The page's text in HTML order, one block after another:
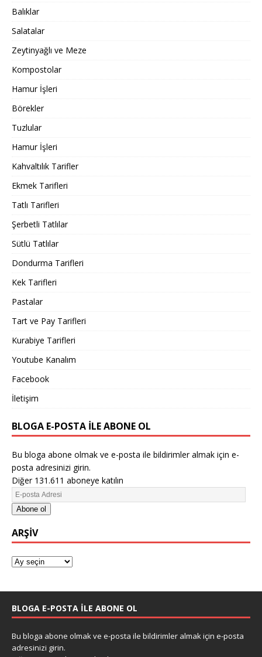
Balıklar
Salatalar
Zeytinyağlı ve Meze
Kompostolar
Hamur İşleri
Börekler
Tuzlular
Hamur İşleri
Kahvaltılık Tarifler
Ekmek Tarifleri
Tatlı Tarifleri
Şerbetli Tatlılar
Sütlü Tatlılar
Dondurma Tarifleri
Kek Tarifleri
Pastalar
Tart ve Pay Tarifleri
Kurabiye Tarifleri
Youtube Kanalım
Facebook
İletişim
BLOGA E-POSTA ILE ABONE OL
Bu bloga abone olmak ve e-posta ile bildirimler almak için e-
posta adresinizi girin.
Diğer 131.611 aboneye katılın
Abone ol
ARŞIV
BLOGA E-POSTA ILE ABONE OL
Bu bloga abone olmak ve e-posta ile bildirimler almak için e-posta
adresinizi girin.